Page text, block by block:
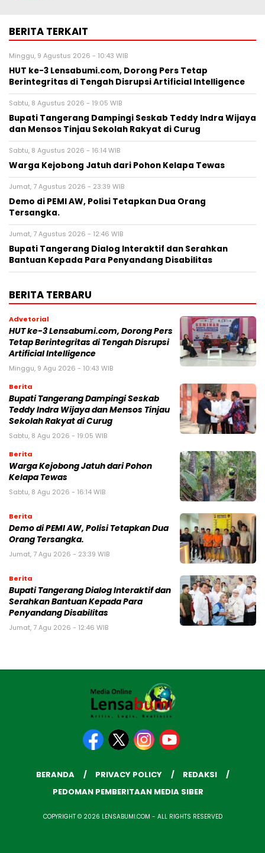
BERITA TERKAIT
Minggu, 9 Agustus 2026 - 10:43 WIB
HUT ke-3 Lensabumi.com, Dorong Pers Tetap
Berintegritas di Tengah Disrupsi Artificial Intelligence
Sabtu, 8 Agustus 2026 - 19:05 WIB
Bupati Tangerang Dampingi Seskab Teddy Indra Wijaya
dan Mensos Tinjau Sekolah Rakyat di Curug
Sabtu, 8 Agustus 2026 - 16:14 WIB
Warga Kejobong Jatuh dari Pohon Kelapa Tewas
Jumat, 7 Agustus 2026 - 23:39 WIB
Demo di PEMI AW, Polisi Tetapkan Dua Orang
Tersangka.
Jumat, 7 Agustus 2026 - 12:46 WIB
Bupati Tangerang Dialog Interaktif dan Serahkan
Bantuan Kepada Para Penyandang Disabilitas
BERITA TERBARU
Advetorial
HUT ke-3 Lensabumi.com, Dorong Pers
Tetap Berintegritas di Tengah Disrupsi
Artificial Intelligence
Minggu, 9 Agu 2026 - 10:43 WIB
Berita
Bupati Tangerang Dampingi Seskab
Teddy Indra Wijaya dan Mensos Tinjau
Sekolah Rakyat di Curug
Sabtu, 8 Agu 2026 - 19:05 WIB
Berita
Warga Kejobong Jatuh dari Pohon
Kelapa Tewas
Sabtu, 8 Agu 2026 - 16:14 WIB
Berita
Demo di PEMI AW, Polisi Tetapkan Dua
Orang Tersangka.
Jumat, 7 Agu 2026 - 23:39 WIB
Berita
Bupati Tangerang Dialog Interaktif dan
Serahkan Bantuan Kepada Para
Penyandang Disabilitas
Jumat, 7 Agu 2026 - 12:46 WIB
BERANDA PRIVACY POLICY
REDAKSI
PEDOMAN PEMBERITAAN MEDIA SIBER
COPYRIGHT © 2026 LENSABUMI.COM - ALL RIGHTS RESERVED